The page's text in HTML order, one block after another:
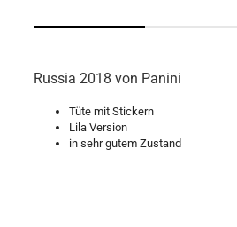
Russia 2018 von Panini
Tüte mit Stickern
Lila Version
in sehr gutem Zustand